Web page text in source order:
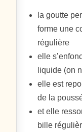
la goutte
forme une
régulière
elle
liquide (on
elle est
de la
et elle
bille